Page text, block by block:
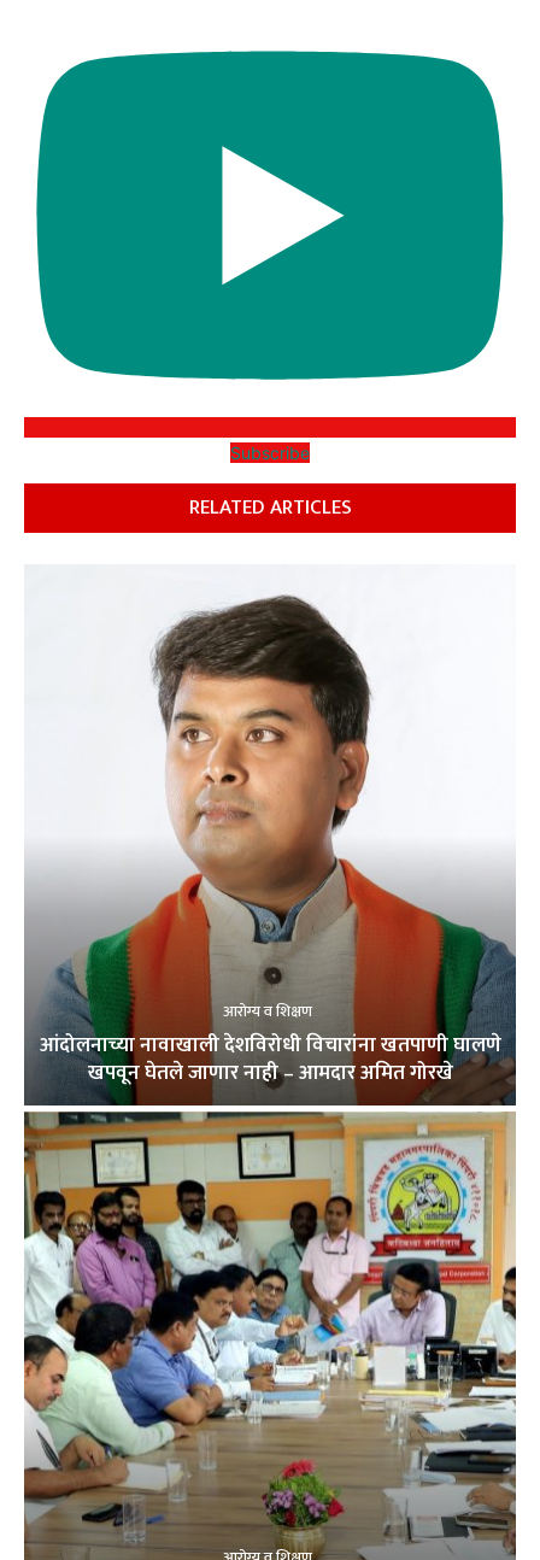
Subscribe
RELATED ARTICLES
आरोग्य व शिक्षण
आंदोलनाच्या नावाखाली देशविरोधी विचारांना खतपाणी घालणे
खपवून घेतले जाणार नाही – आमदार अमित गोरखे